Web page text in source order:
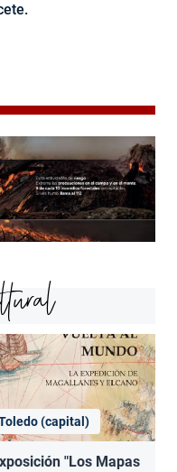
(capital)
"Los Mapas